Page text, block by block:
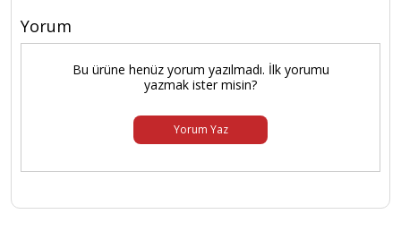
Yorum
Bu ürüne henüz yorum yazılmadı. İlk yorumu
yazmak ister misin?
Yorum Yaz